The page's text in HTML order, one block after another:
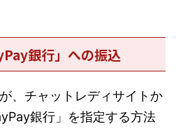
銀行」への振込
、チャットレディサイトか
銀行」を指定する方法